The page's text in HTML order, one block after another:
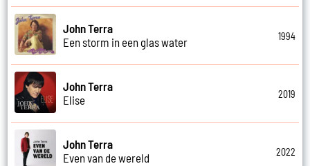
John Terra
Een storm in een glas water
1994
John Terra
Elise
2019
John Terra
Even van de wereld
2022